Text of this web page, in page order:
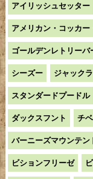
アイリッシュセッター
アメリカン・コッカー
ゴールデンレトリーバ
シーズー ジャック
スタンダードプードル
ダックスフント チ
バーニーズマウンテン
ビションフリーゼ